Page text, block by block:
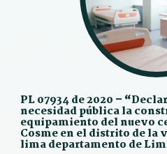
PL 07934 de 2020 –
necesidad pública la
equipamiento del nuevo
Cosme en el distrito de
lima departamento de